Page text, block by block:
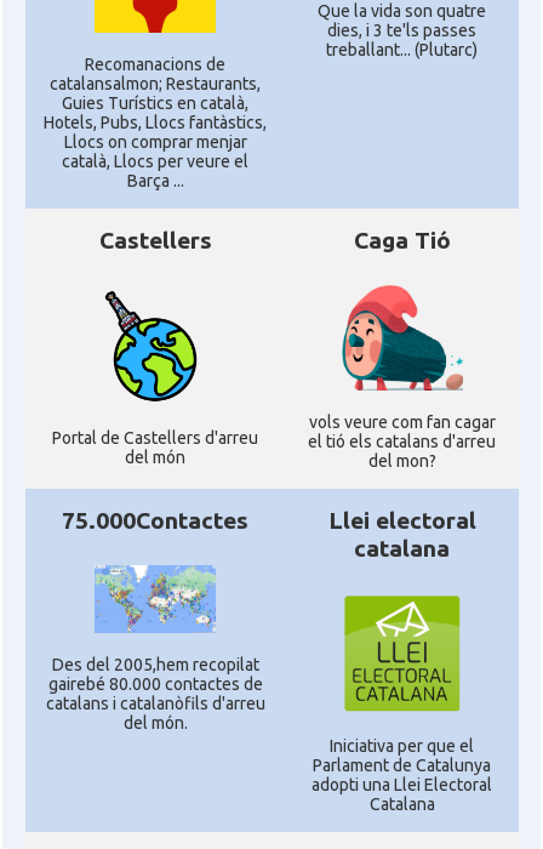
Recomanacions de
catalansalmon; Restaurants,
Guies Turístics en català,
Hotels, Pubs, Llocs fantàstics,
Llocs on comprar menjar
català, Llocs per veure el
Barça ...
Que la vida son quatre
dies, i 3 te'ls passes
treballant... (Plutarc)
Castellers
Portal de Castellers d'arreu
del món
Caga Tió
vols veure com fan cagar
el tió els catalans d'arreu
del mon?
75.000Contactes
Des del 2005,hem recopilat
gairebé 80.000 contactes de
catalans i catalanòfils d'arreu
del món.
Llei electoral
catalana
Iniciativa per que el
Parlament de Catalunya
adopti una Llei Electoral
Catalana